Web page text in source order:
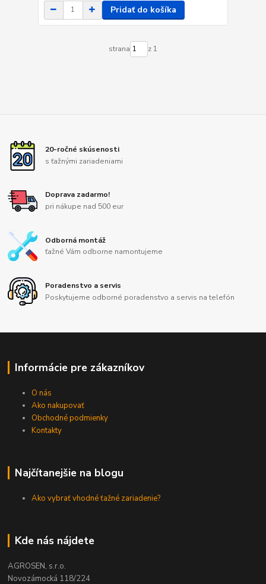
Pridať do košíka
strana z 1
20-ročné skúsenosti
s ťažnými zariadeniami
Doprava zadarmo!
pri nákupe nad 500 eur
Odborná montáž
ťažné Vám odborne namontujeme
Poradenstvo a servis
Poskytujeme odborné poradenstvo a servis na telefón
Informácie pre zákazníkov
O nás
Ako nakupovať
Obchodné podmienky
Kontakty
Najčítanejšie na blogu
Ako vybrať vhodné ťažné zariadenie?
Kde nás nájdete
AGROSEN, s.r.o.
Novozámocká 118/224